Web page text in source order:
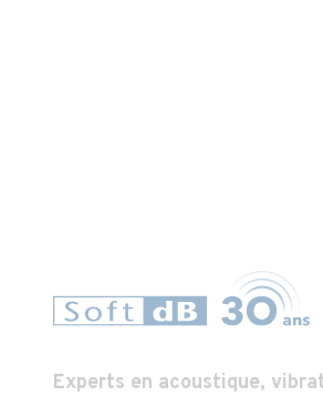
Experts en acoustique,